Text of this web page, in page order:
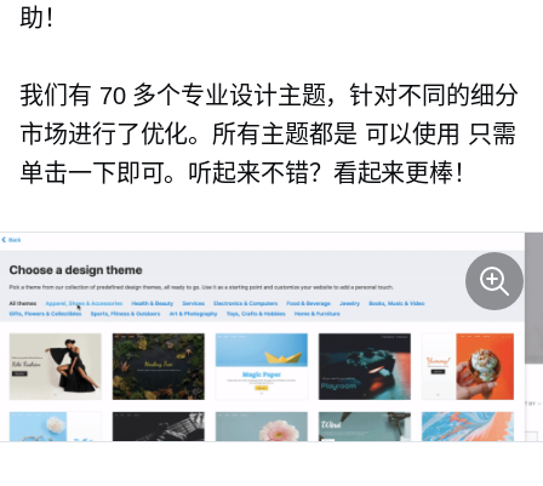
助！
我们有 70 多个专业设计主题，针对不同的细分
市场进行了优化。所有主题都是 可以使用 只需
单击一下即可。听起来不错？看起来更棒！